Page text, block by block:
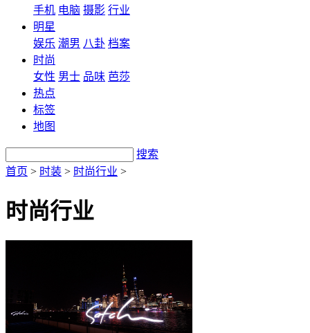
手机 电脑 摄影 行业
明星
娱乐 潮男 八卦 档案
时尚
女性 男士 品味 芭莎
热点
标签
地图
搜索
首页 > 时装 > 时尚行业 >
时尚行业